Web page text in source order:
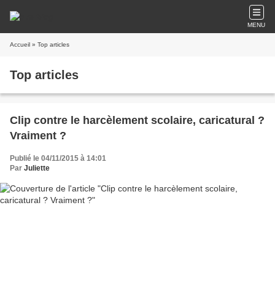
MENU
Accueil » Top articles
Top articles
Clip contre le harcèlement scolaire, caricatural ?
Vraiment ?
Publié le 04/11/2015 à 14:01
Par Juliette